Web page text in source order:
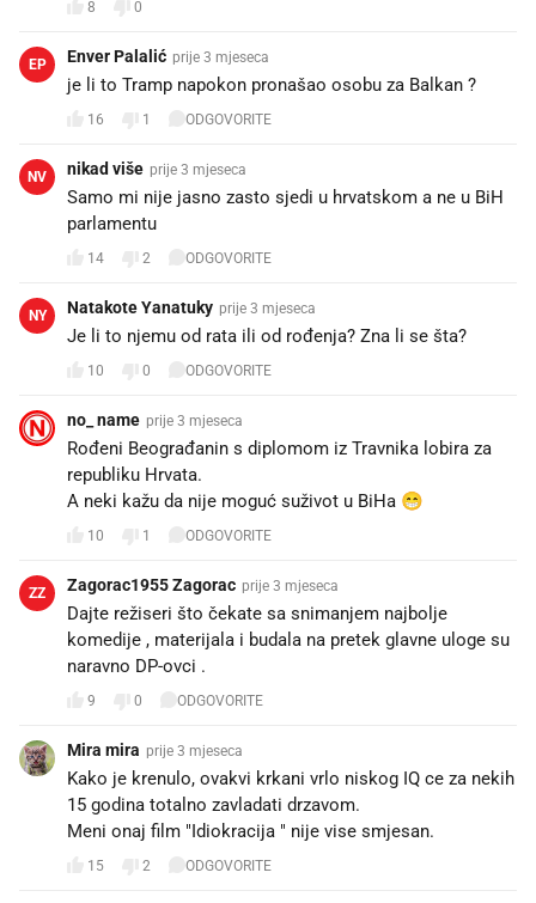
8 0
EP Enver Palalić prije 3 mjeseca
je li to Tramp napokon pronašao osobu za Balkan ?
16 1 ODGOVORITE
NV nikad više prije 3 mjeseca
Samo mi nije jasno zasto sjedi u hrvatskom a ne u BiH
parlamentu
14 2 ODGOVORITE
NY Natakote Yanatuky prije 3 mjeseca
Je li to njemu od rata ili od rođenja? Zna li se šta?
10 0 ODGOVORITE
no_ name prije 3 mjeseca
Rođeni Beograđanin s diplomom iz Travnika lobira za
republiku Hrvata.
A neki kažu da nije moguć suživot u BiHa 😁
10 1 ODGOVORITE
ZZ Zagorac1955 Zagorac prije 3 mjeseca
Dajte režiseri što čekate sa snimanjem najbolje
komedije , materijala i budala na pretek glavne uloge su
naravno DP-ovci .
9 0 ODGOVORITE
Mira mira prije 3 mjeseca
Kako je krenulo, ovakvi krkani vrlo niskog IQ ce za nekih
15 godina totalno zavladati drzavom.
Meni onaj film "Idiokracija " nije vise smjesan.
15 2 ODGOVORITE